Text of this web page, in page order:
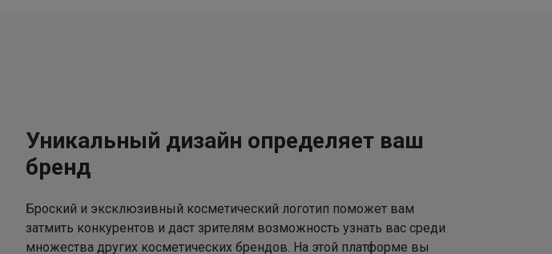
Уникальный дизайн определяет ваш
бренд
Броский и эксклюзивный косметический логотип поможет вам
затмить конкурентов и даст зрителям возможность узнать вас среди
множества других косметических брендов. На этой платформе вы